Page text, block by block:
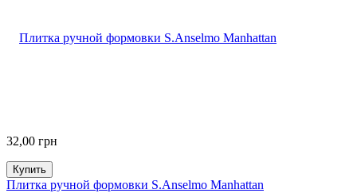
32,00 грн
Купить
Плитка ручной формовки S.Anselmo Manhattan